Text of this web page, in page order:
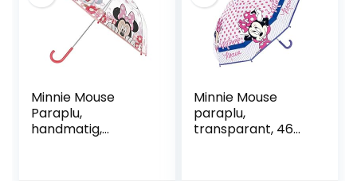
Minnie Mouse
Paraplu,
handmatig,
Minnie Mouse
paraplu,
transparant, 46